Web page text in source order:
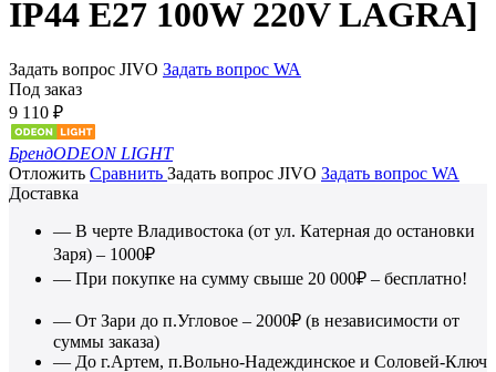
IP44 E27 100W 220V LAGRA]
Задать вопрос JIVO Задать вопрос WA
Под заказ
9 110 ₽
БрендODEON LIGHT
Отложить Сравнить Задать вопрос JIVO Задать вопрос WA
Доставка
— В черте Владивостока (от ул. Катерная до остановки
Заря) – 1000₽
— При покупке на сумму свыше 20 000₽ – бесплатно!
— От Зари до п.Угловое – 2000₽ (в независимости от
суммы заказа)
— До г.Артем, п.Вольно-Надеждинское и Соловей-Ключ